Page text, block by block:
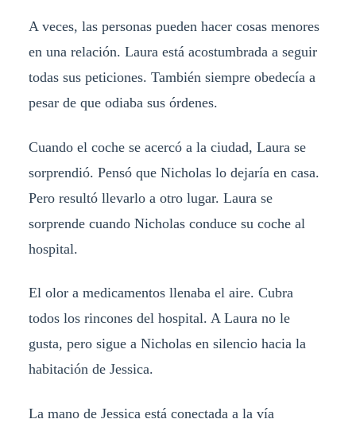
A veces, las personas pueden hacer cosas menores
en una relación. Laura está acostumbrada a seguir
todas sus peticiones. También siempre obedecía a
pesar de que odiaba sus órdenes.
Cuando el coche se acercó a la ciudad, Laura se
sorprendió. Pensó que Nicholas lo dejaría en casa.
Pero resultó llevarlo a otro lugar. Laura se
sorprende cuando Nicholas conduce su coche al
hospital.
El olor a medicamentos llenaba el aire. Cubra
todos los rincones del hospital. A Laura no le
gusta, pero sigue a Nicholas en silencio hacia la
habitación de Jessica.
La mano de Jessica está conectada a la vía